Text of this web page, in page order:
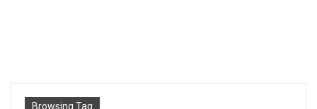
Browsing Tag